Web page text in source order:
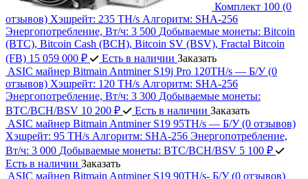
Комплект 100 (0
отзывов) Хэшрейт: 235 TH/s Алгоритм: SHA-256
Энергопотребление, Вт/ч: 3 500 Добываемые монеты: Bitcoin
(BTC), Bitcoin Cash (BCH), Bitcoin SV (BSV), Fractal Bitcoin
(FB) 15 059 000 ₽ Есть в наличии Заказать
ASIC майнер Bitmain Antminer S19j Pro 120TH/s — Б/У (0
отзывов) Хэшрейт: 120 TH/s Алгоритм: SHA-256
Энергопотребление, Вт/ч: 3 300 Добываемые монеты:
BTC/BCH/BSV 10 200 ₽ Есть в наличии Заказать
ASIC майнер Bitmain Antminer S19 95TH/s — Б/У (0 отзывов)
Хэшрейт: 95 TH/s Алгоритм: SHA-256 Энергопотребление,
Вт/ч: 3 000 Добываемые монеты: BTC/BCH/BSV 5 100 ₽
Есть в наличии Заказать
ASIC майнер Bitmain Antminer S19 90TH/s- Б/У (0 отзывов)